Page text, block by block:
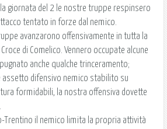
giornata del 2 le nostre truppe respinsero
tentato in forze dal nemico.
avanzarono offensivamente in tutta la
di Comelico. Vennero occupate alcune
anche qualche trinceramento;
difensivo nemico stabilito su
formidabili, la nostra offensiva dovette
Trentino il nemico limita la propria attività